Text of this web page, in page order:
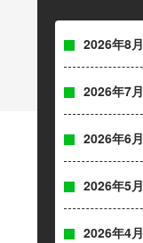
2026年8月
2026年7月
2026年6月
2026年5月
2026年4月